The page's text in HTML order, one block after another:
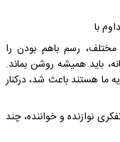
با
مختلف، رسم باهم بودن را
باید همیشه روشن بماند.
ما هستند باعث شد، درکنار
نوازنده و خواننده، چند